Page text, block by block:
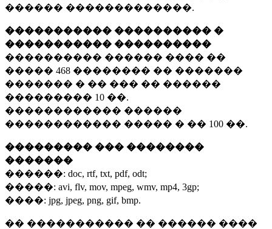
������ �������������.
����������� ���������� �
����������� ����������
���������� ������ ���� ��
����� 468 �������� �� �������
������� � �� ��� �� ������
��������� 10 ��.
������������ ������
������������ ����� � �� 100 ��.
��������� ��� ��������
�������
������: doc, rtf, txt, pdf, odt;
�����: avi, flv, mov, mpeg, wmv, mp4, 3gp;
����: jpg, jpeg, png, gif, bmp.
�� ����������� �� ������ ����